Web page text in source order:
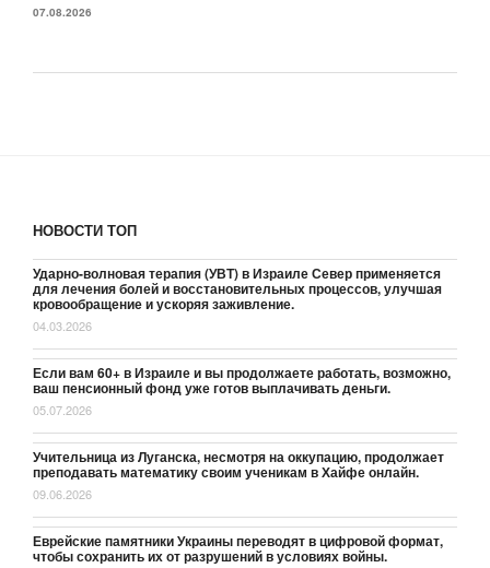
07.08.2026
НОВОСТИ ТОП
Ударно-волновая терапия (УВТ) в Израиле Север применяется
для лечения болей и восстановительных процессов, улучшая
кровообращение и ускоряя заживление.
04.03.2026
Если вам 60+ в Израиле и вы продолжаете работать, возможно,
ваш пенсионный фонд уже готов выплачивать деньги.
05.07.2026
Учительница из Луганска, несмотря на оккупацию, продолжает
преподавать математику своим ученикам в Хайфе онлайн.
09.06.2026
Еврейские памятники Украины переводят в цифровой формат,
чтобы сохранить их от разрушений в условиях войны.